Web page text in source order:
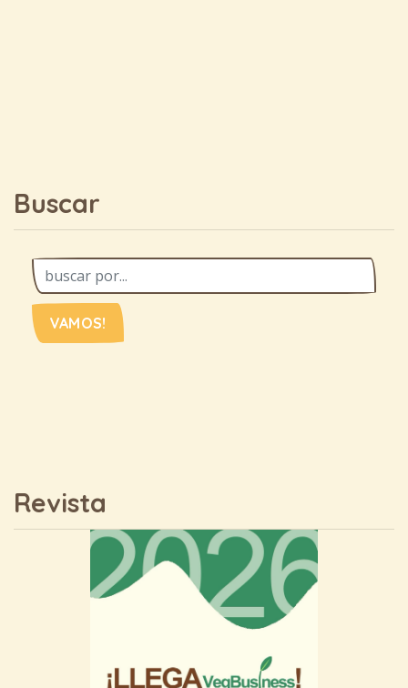
Buscar
VAMOS!
Revista